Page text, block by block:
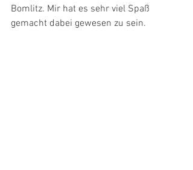
Bomlitz. Mir hat es sehr viel Spaß
gemacht dabei gewesen zu sein.